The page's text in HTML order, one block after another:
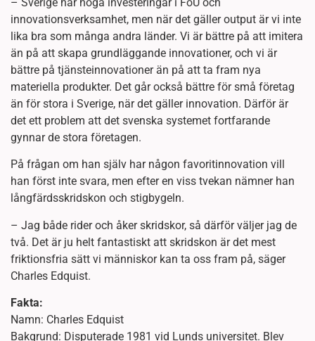
innovationsverksamhet, men när det gäller output är vi inte
lika bra som många andra länder. Vi är bättre på att imitera
än på att skapa grundläggande innovationer, och vi är
bättre på tjänsteinnovationer än på att ta fram nya
materiella produkter. Det går också bättre för små företag
än för stora i Sverige, när det gäller innovation. Därför är
det ett problem att det svenska systemet fortfarande
gynnar de stora företagen.
På frågan om han själv har någon favoritinnovation vill
han först inte svara, men efter en viss tvekan nämner han
långfärdsskridskon och stigbygeln.
– Jag både rider och åker skridskor, så därför väljer jag de
två. Det är ju helt fantastiskt att skridskon är det mest
friktionsfria sätt vi människor kan ta oss fram på, säger
Charles Edquist.
Fakta:
Namn: Charles Edquist
Bakgrund: Disputerade 1981 vid Lunds universitet. Blev